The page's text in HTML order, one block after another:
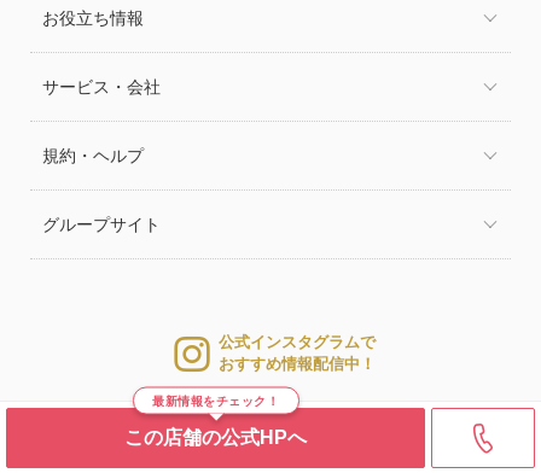
最新情報をチェック！
この店舗の公式HPへ
お役立ち情報
サービス・会社
規約・ヘルプ
グループサイト
公式インスタグラムで
おすすめ情報配信中！
© 2026 WEDDING PARK CO.,LTD.